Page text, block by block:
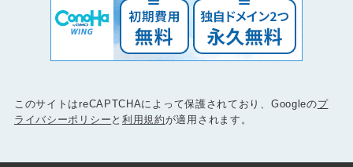
このサイトはreCAPTCHAによって保護されており、Googleのプ
ライバシーポリシー と 利用規約が適用されます。